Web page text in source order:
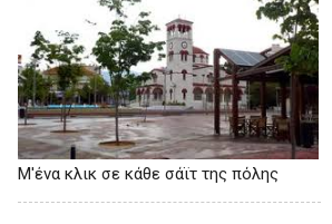
Μ'ένα κλικ σε κάθε σάϊτ της πόλης